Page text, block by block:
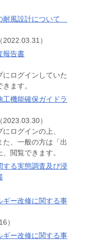
耐風設計について
）
報告書
ログインしていた
ます。
機能確保ガイドラ
）
ログインの上、
、一般の方は「出
閲覧できます。
する実態調査及び浸
ギー改修に関する事
）
ギー改修に関する事